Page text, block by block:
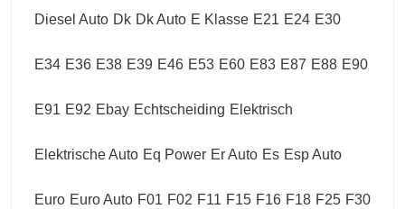
Diesel Auto Dk Dk Auto E Klasse E21 E24 E30
E34 E36 E38 E39 E46 E53 E60 E83 E87 E88 E90
E91 E92 Ebay Echtscheiding Elektrisch
Elektrische Auto Eq Power Er Auto Es Esp Auto
Euro Euro Auto F01 F02 F11 F15 F16 F18 F25 F30